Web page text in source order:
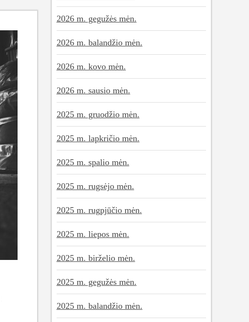
2026 m. gegužės mėn.
2026 m. balandžio mėn.
2026 m. kovo mėn.
2026 m. sausio mėn.
2025 m. gruodžio mėn.
2025 m. lapkričio mėn.
2025 m. spalio mėn.
2025 m. rugsėjo mėn.
2025 m. rugpjūčio mėn.
2025 m. liepos mėn.
2025 m. birželio mėn.
2025 m. gegužės mėn.
2025 m. balandžio mėn.